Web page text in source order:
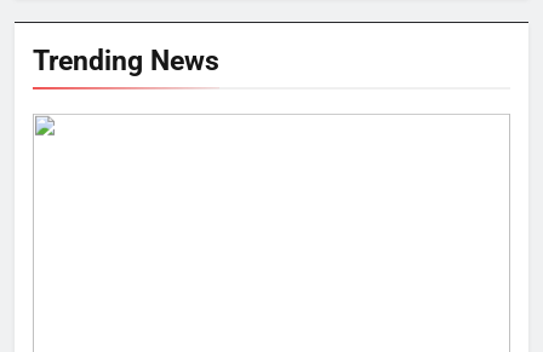
Trending News